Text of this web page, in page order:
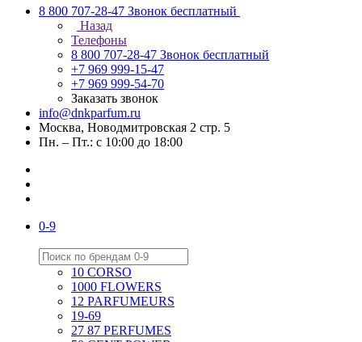
8 800 707-28-47 Звонок бесплатный
Назад
Телефоны
8 800 707-28-47 Звонок бесплатный
+7 969 999-15-47
+7 969 999-54-70
Заказать звонок
info@dnkparfum.ru
Москва, Новодмитровская 2 стр. 5
Пн. – Пт.: с 10:00 до 18:00
0-9
10 CORSO
1000 FLOWERS
12 PARFUMEURS
19-69
27 87 PERFUMES